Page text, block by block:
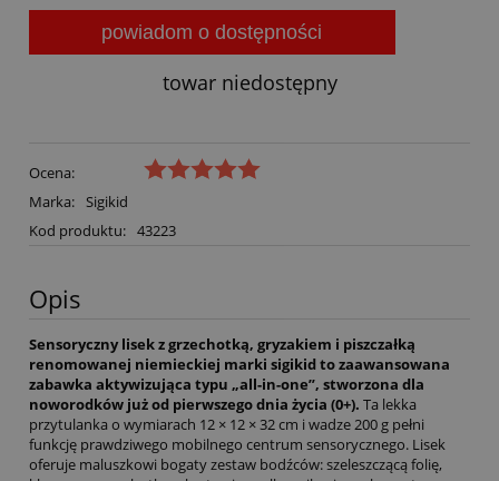
powiadom o dostępności
towar niedostępny
Ocena:
Marka: Sigikid
Kod produktu: 43223
Opis
Sensoryczny lisek z grzechotką, gryzakiem i piszczałką
renomowanej niemieckiej marki sigikid to zaawansowana
zabawka aktywizująca typu „all-in-one”, stworzona dla
noworodków już od pierwszego dnia życia (0+). Ta lekka
przytulanka o wymiarach 12 × 12 × 32 cm i wadze 200 g pełni
funkcję prawdziwego mobilnego centrum sensorycznego. Lisek
oferuje maluszkowi bogaty zestaw bodźców: szeleszczącą folię,